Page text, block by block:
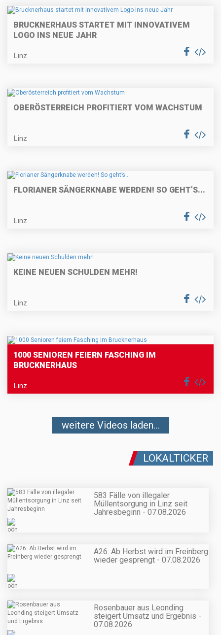
BRUCKNERHAUS STARTET MIT INNOVATIVEM
LOGO INS NEUE JAHR
Linz
OBERÖSTERREICH PROFITIERT VOM WACHSTUM
Linz
FLORIANER SÄNGERKNABE WERDEN! SO GEHT’S...
Linz
KEINE NEUEN SCHULDEN MEHR!
Linz
1000 SENIOREN FEIERN FASCHING IM
BRUCKNERHAUS
Linz
weitere Videos laden...
LOKALTICKER
583 Fälle von illegaler
Müllentsorgung in Linz seit
Jahresbeginn - 07.08.2026
A26: Ab Herbst wird im Freinberg
wieder gesprengt - 07.08.2026
Rosenbauer aus Leonding
steigert Umsatz und Ergebnis -
07.08.2026